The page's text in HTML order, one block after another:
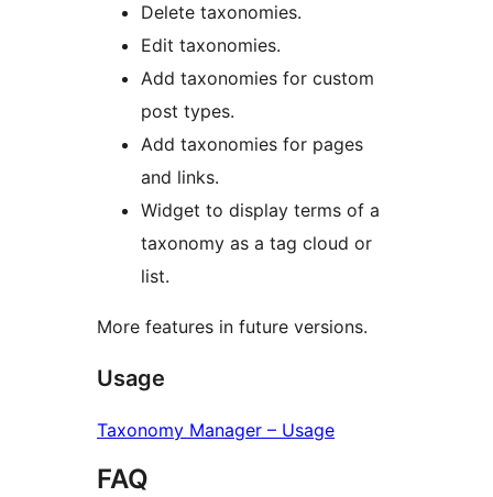
Delete taxonomies.
Edit taxonomies.
Add taxonomies for custom
post types.
Add taxonomies for pages
and links.
Widget to display terms of a
taxonomy as a tag cloud or
list.
More features in future versions.
Usage
Taxonomy Manager – Usage
FAQ